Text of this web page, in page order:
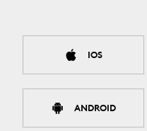
IOS
ANDROID